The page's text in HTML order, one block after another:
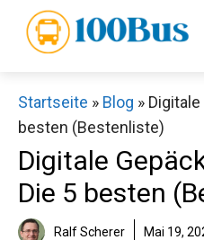
Inhalt
Startseite » Blog »
besten (Bestenliste)
Digitale
Die 5 besten
Ralf Scherer Mai 19,